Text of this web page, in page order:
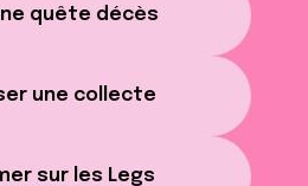
quête décès
une collecte
sur les Legs